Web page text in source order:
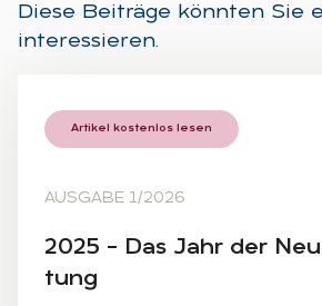
Diese Beiträge könnten Sie
interessieren.
Artikel kostenlos lesen
AUSGABE 1/2026
2025 – Das Jahr der
tung